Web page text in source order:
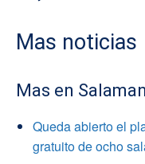
Mas noticias
Mas en
Queda abierto el
gratuito de ocho